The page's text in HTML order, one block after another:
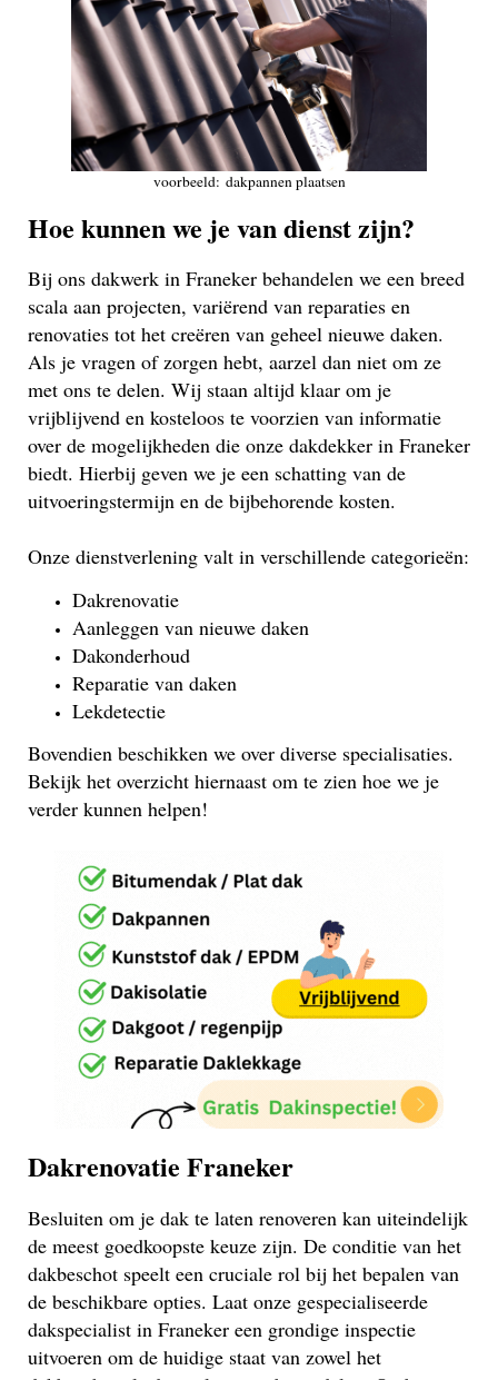
voorbeeld: dakpannen plaatsen
Hoe kunnen we je van dienst zijn?
Bij ons dakwerk in Franeker behandelen we een breed
scala aan projecten, variërend van reparaties en
renovaties tot het creëren van geheel nieuwe daken.
Als je vragen of zorgen hebt, aarzel dan niet om ze
met ons te delen. Wij staan altijd klaar om je
vrijblijvend en kosteloos te voorzien van informatie
over de mogelijkheden die onze dakdekker in Franeker
biedt. Hierbij geven we je een schatting van de
uitvoeringstermijn en de bijbehorende kosten.
Onze dienstverlening valt in verschillende categorieën:
Dakrenovatie
Aanleggen van nieuwe daken
Dakonderhoud
Reparatie van daken
Lekdetectie
Bovendien beschikken we over diverse specialisaties.
Bekijk het overzicht hiernaast om te zien hoe we je
verder kunnen helpen!
Dakrenovatie Franeker
Besluiten om je dak te laten renoveren kan uiteindelijk
de meest goedkoopste keuze zijn. De conditie van het
dakbeschot speelt een cruciale rol bij het bepalen van
de beschikbare opties. Laat onze gespecialiseerde
dakspecialist in Franeker een grondige inspectie
uitvoeren om de huidige staat van zowel het